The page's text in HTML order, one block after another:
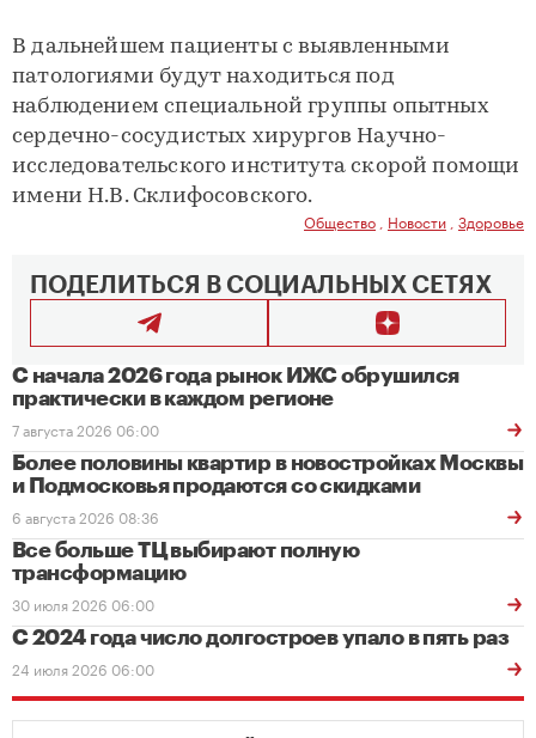
В дальнейшем пациенты с выявленными
патологиями будут находиться под
наблюдением специальной группы опытных
сердечно-сосудистых хирургов Научно-
исследовательского института скорой помощи
имени Н.В. Склифосовского.
Общество Новости Здоровье
ПОДЕЛИТЬСЯ В СОЦИАЛЬНЫХ СЕТЯХ
С начала 2026 года рынок ИЖС обрушился
практически в каждом регионе
7 августа 2026 06:00
Более половины квартир в новостройках Москвы
и Подмосковья продаются со скидками
6 августа 2026 08:36
Все больше ТЦ выбирают полную
трансформацию
30 июля 2026 06:00
С 2024 года число долгостроев упало в пять раз
24 июля 2026 06:00